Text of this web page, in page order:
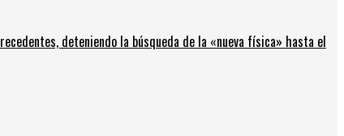
deteniendo la búsqueda de la «nueva física» hasta el